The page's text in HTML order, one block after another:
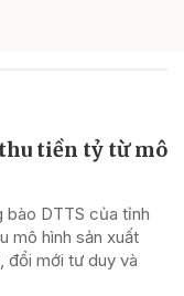
tiền tỷ từ mô
bào DTTS của tỉnh
mô hình sản xuất
đổi mới tư duy và